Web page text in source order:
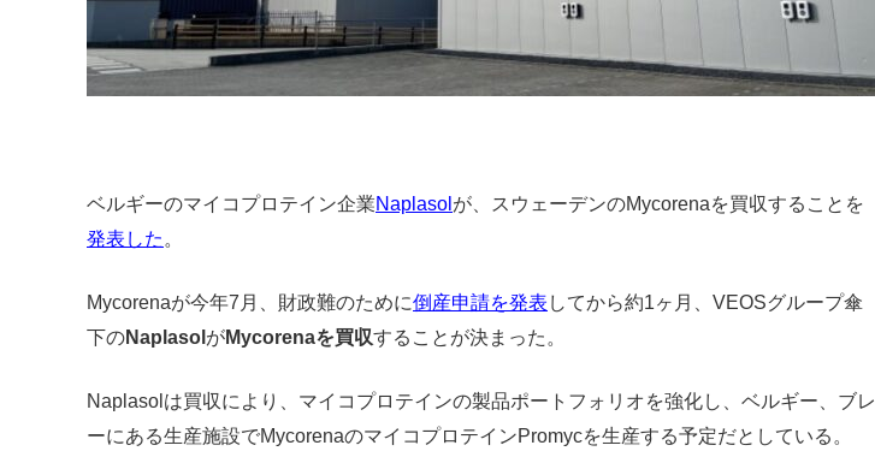
ベルギーのマイコプロテイン企業Naplasol が、スウェーデンのMycorenaを買収することを
発表した 。
Mycorenaが今年7月、財政難のために倒産申請を発表 してから約1ヶ月、VEOSグループ傘
下のNaplasol がMycorenaを買収することが決まった。
Naplasolは買収により、マイコプロテインの製品ポートフォリオを強化し、ベルギー、ブレ
ーにある生産施設でMycorenaのマイコプロテインPromycを生産する予定だとしている。